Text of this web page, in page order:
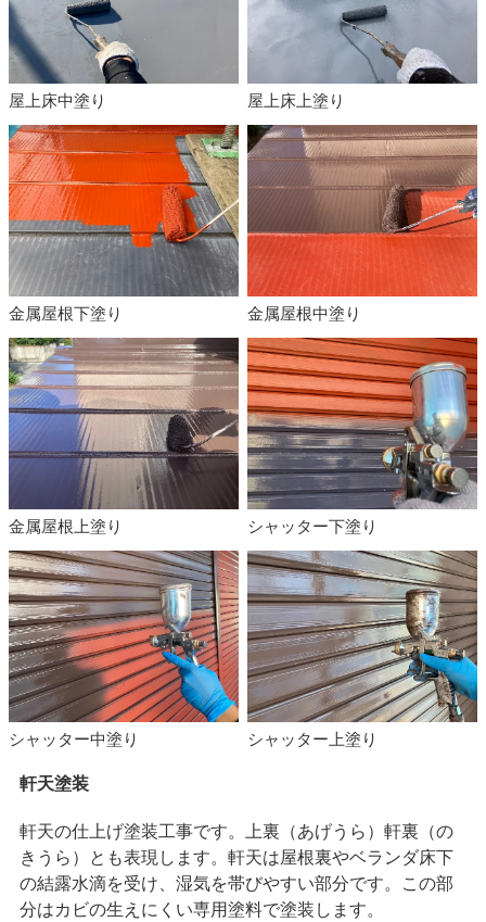
屋上床中塗り 屋上床上塗り
金属屋根下塗り 金属屋根中塗り
金属屋根上塗り シャッター下塗り
シャッター中塗り シャッター上塗り
軒天塗装
軒天の仕上げ塗装工事です。上裏（あげうら）軒裏（の
きうら）とも表現します。軒天は屋根裏やベランダ床下
の結露水滴を受け、湿気を帯びやすい部分です。この部
分はカビの生えにくい専用塗料で塗装します。